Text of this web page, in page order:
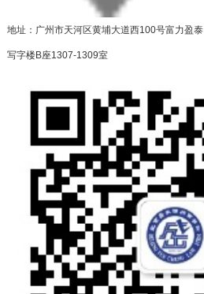
地址：广州市天河区黄埔大道西100号富力盈泰
写字楼B座1307-1309室